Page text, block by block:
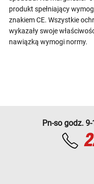
produkt spełniający
znakiem CE. Wszystkie
wykazały swoje
nawiązką wymogi normy.
Pn-so godz.